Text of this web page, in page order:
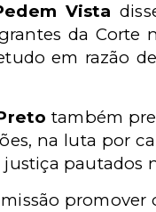
Vista
da
em razão
também
na luta por
pautados